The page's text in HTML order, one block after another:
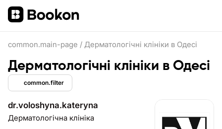
common.main-page / Дерматологічні клініки в Одесі
Дерматологічні клініки в Одесі
common.filter
dr.voloshyna.kateryna
Дерматологічна клініка